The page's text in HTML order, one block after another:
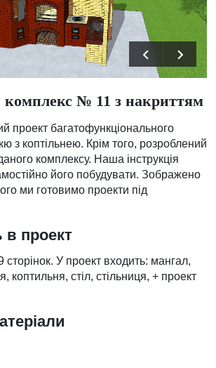
№ 11 з накриттям
проект багатофункціонального
з коптільнею. Крім того, розроблений
комплексу. Наша інструкція
його побудувати. Зображено
ми готовимо проекти під
проект
сторінок. У проект входить: мангал,
коптильня, стіл, стільниця, + проект